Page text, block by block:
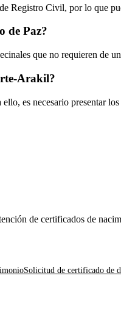
Registro Civil, por lo que
de Paz?
que no requieren
Arakil?
es necesario presentar
de certificados de
Solicitud de certificado de